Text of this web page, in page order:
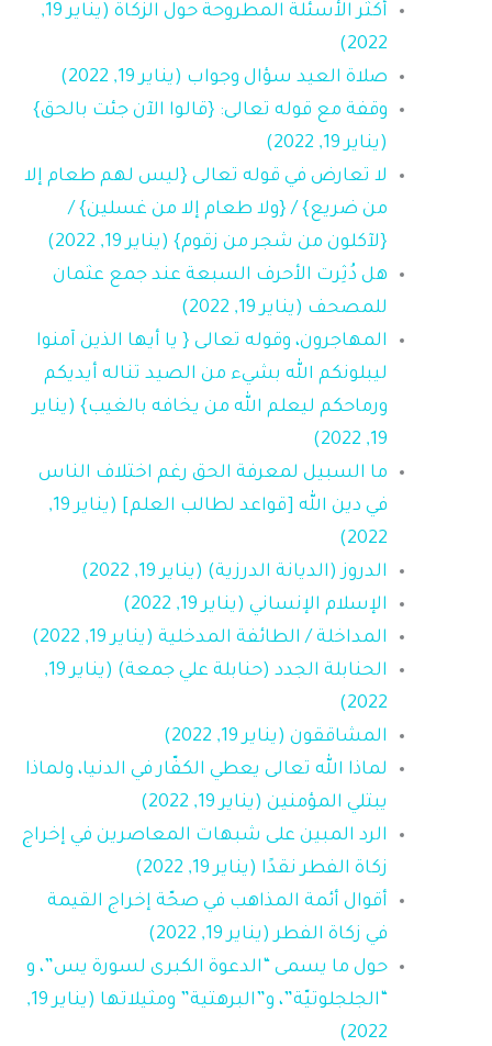
أكثر الأسئلة المطروحة حول الزكاة (يناير 19,
2022)
صلاة العيد سؤال وجواب (يناير 19, 2022)
وقفة مع قوله تعالى: {قالوا الآن جئت بالحق}
(يناير 19, 2022)
لا تعارض في قوله تعالى {ليس لهم طعام إلا
من ضريع} / {ولا طعام إلا من غسلين} /
{لآكلون من شجر من زقوم} (يناير 19, 2022)
هل دُثِرت الأحرف السبعة عند جمع عثمان
للمصحف (يناير 19, 2022)
المهاجرون، وقوله تعالى { يا أيها الذين آمنوا
ليبلونكم الله بشيء من الصيد تناله أيديكم
ورماحكم ليعلم الله من يخافه بالغيب} (يناير
19, 2022)
ما السبيل لمعرفة الحق رغم اختلاف الناس
في دين الله [قواعد لطالب العلم] (يناير 19,
2022)
الدروز (الديانة الدرزية) (يناير 19, 2022)
الإسلام الإنساني (يناير 19, 2022)
المداخلة / الطائفة المدخلية (يناير 19, 2022)
الحنابلة الجدد (حنابلة علي جمعة) (يناير 19,
2022)
المشاققون (يناير 19, 2022)
لماذا الله تعالى يعطي الكفّار في الدنيا، ولماذا
يبتلي المؤمنين (يناير 19, 2022)
الرد المبين على شبهات المعاصرين في إخراج
زكاة الفطر نقدًا (يناير 19, 2022)
أقوال أئمة المذاهب في صحّة إخراج القيمة
في زكاة الفطر (يناير 19, 2022)
حول ما يسمى “الدعوة الكبرى لسورة يس”، و
“الجلجلوتيّة”، و”البرهتية” ومثيلاتها (يناير 19,
2022)